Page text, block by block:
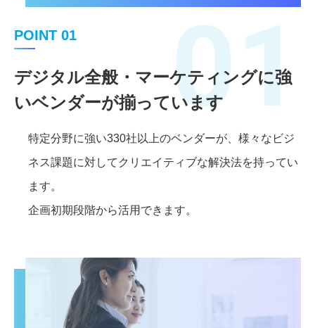
POINT 01
デジタル全般・マーケティングに強
いベンダーが揃っています01
特定分野に強い330社以上のベンダーが、様々なビジ
ネス課題に対してクリエイティブな解決法を持ってい
ます。
企画初期段階から活用できます。